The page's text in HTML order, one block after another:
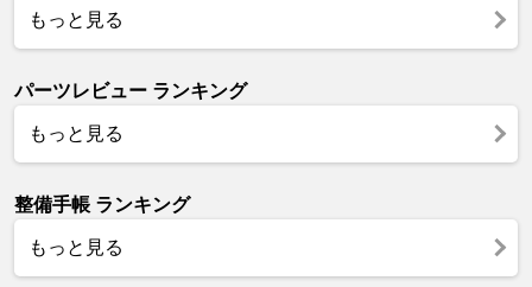
もっと見る
パーツレビュー ランキング
もっと見る
整備手帳 ランキング
もっと見る